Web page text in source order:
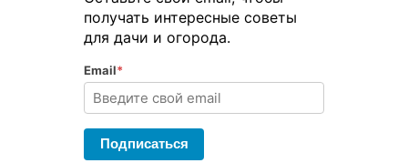
получать интересные советы
для дачи и огорода.
Email*
Подписаться